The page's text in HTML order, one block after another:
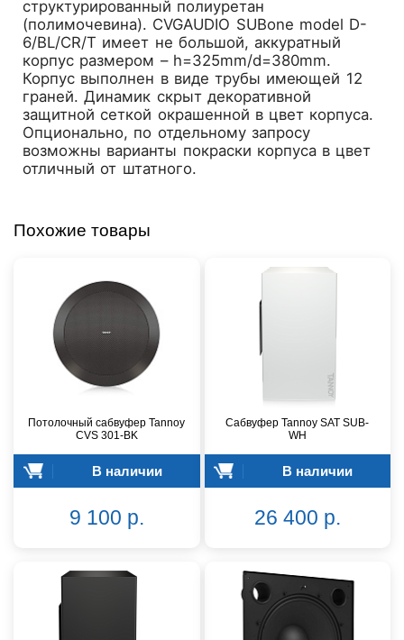
структурированный полиуретан
(полимочевина). CVGAUDIO SUBone model D-
6/BL/CR/T имеет не большой, аккуратный
корпус размером – h=325mm/d=380mm.
Корпус выполнен в виде трубы имеющей 12
граней. Динамик скрыт декоративной
защитной сеткой окрашенной в цвет корпуса.
Опционально, по отдельному запросу
возможны варианты покраски корпуса в цвет
отличный от штатного.
Похожие товары
Потолочный сабвуфер Tannoy
CVS 301-BK
В наличии
9 100 р.
Сабвуфер Tannoy SAT SUB-
WH
В наличии
26 400 р.